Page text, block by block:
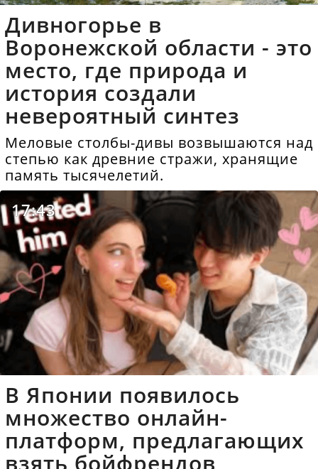
Дивногорье в
Воронежской области - это
место, где природа и
история создали
невероятный синтез
Меловые столбы-дивы возвышаются над
степью как древние стражи, хранящие
память тысячелетий.
17:43
В Японии появилось
множество онлайн-
платформ, предлагающих
взять бойфрендов